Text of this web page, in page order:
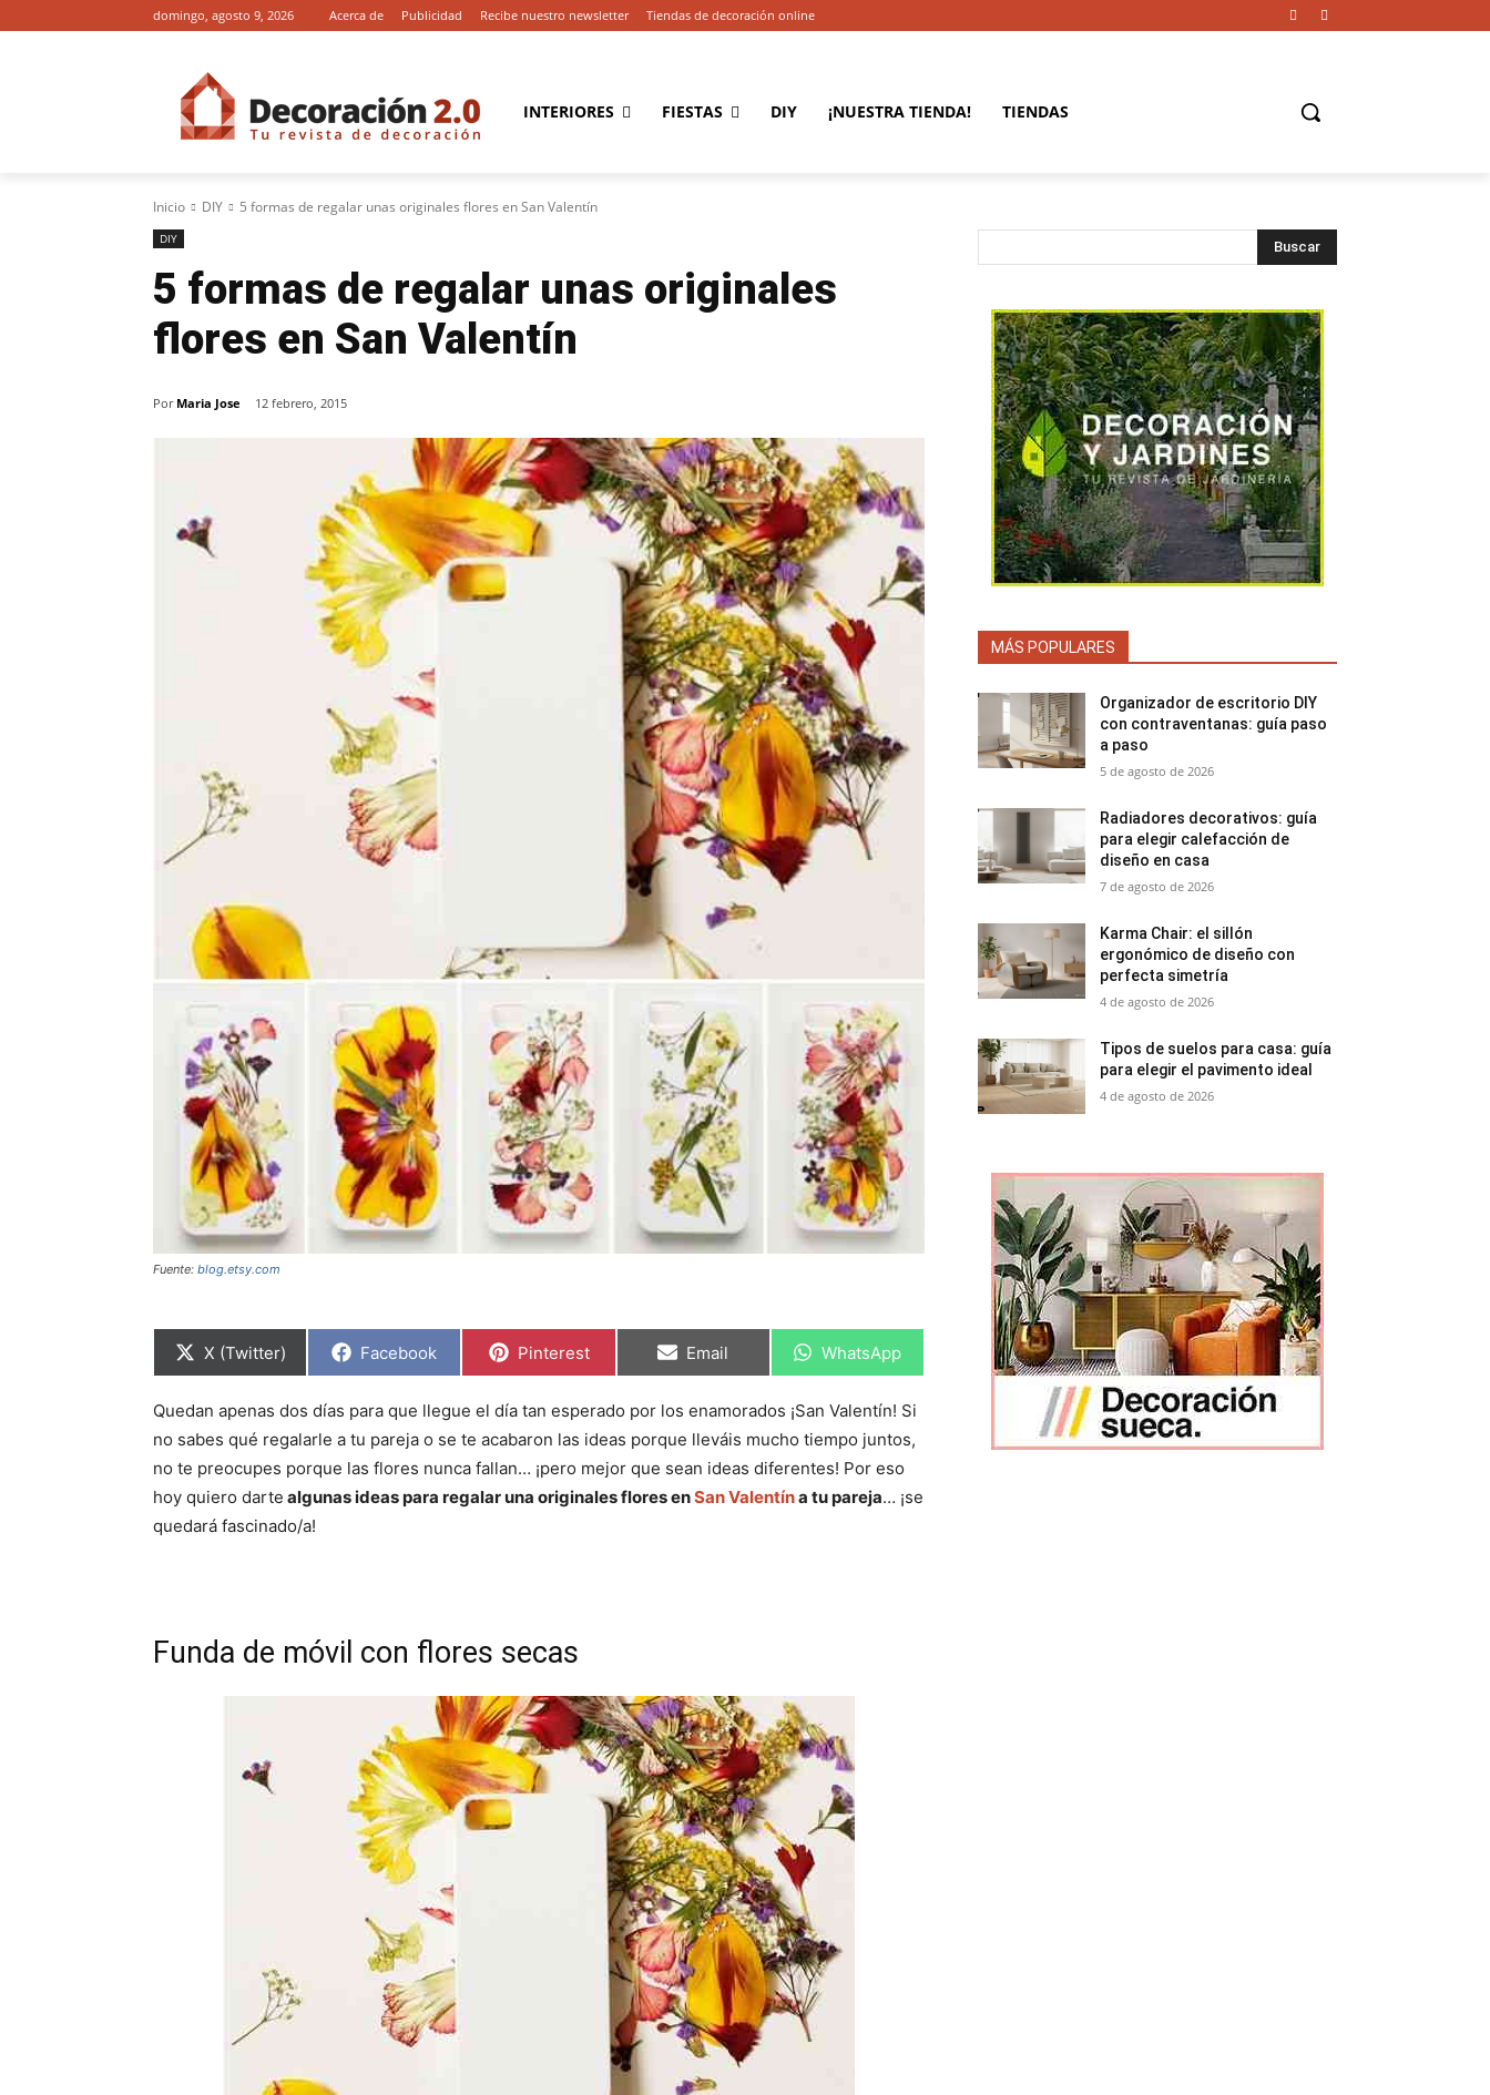
domingo, agosto 9, 2026 Acerca de Publicidad Recibe nuestro newsletter Tiendas de decoración online
INTERIORES FIESTAS DIY ¡NUESTRA TIENDA! TIENDAS
Inicio DIY 5 formas de regalar unas originales flores en San Valentín
DIY
5 formas de regalar unas originales
flores en San Valentín
Por Maria Jose 12 febrero, 2015
Fuente: blog.etsy.com
C
p
a
r
t
i
r
e
n
X (Twitter) C
p
a
r
t
i
e
Facebook C
p
a
r
t
i
e
Pinterest C
p
a
r
t
i
e
Email C
p
a
r
t
i
e
WhatsApp
Quedan apenas dos días para que llegue el día tan esperado por los enamorados ¡San Valentín! Si
no sabes qué regalarle a tu pareja o se te acabaron las ideas porque lleváis mucho tiempo juntos,
no te preocupes porque las flores nunca fallan… ¡pero mejor que sean ideas diferentes! Por eso
hoy quiero darte algunas ideas para regalar una originales flores enSan Valentína tu pareja… ¡se
quedará fascinado/a!
Funda de móvil con flores secas
Buscar
MÁS POPULARES
Organizador de escritorio DIY
con contraventanas: guía paso
a paso
5 de agosto de 2026
Radiadores decorativos: guía
para elegir calefacción de
diseño en casa
7 de agosto de 2026
Karma Chair: el sillón
ergonómico de diseño con
perfecta simetría
4 de agosto de 2026
Tipos de suelos para casa: guía
para elegir el pavimento ideal
4 de agosto de 2026